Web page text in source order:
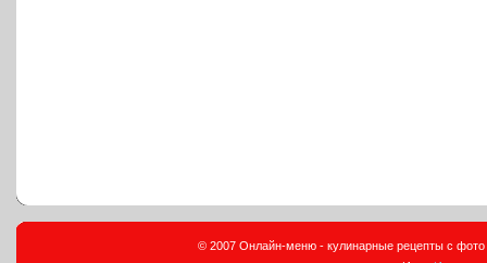
© 2007 Онлайн-меню - кулинарные рецепты с фото